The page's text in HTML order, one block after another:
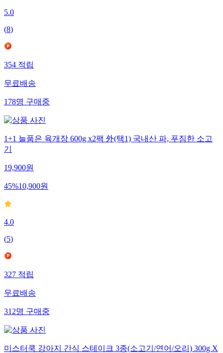
5.0
(8)
354적립
무료배송
178명구매중
1+1 늘품은 육개장 600g x2팩 外(택1) 국내산 파, 푸짐한 소고
기
19,900원
45%10,900원
4.0
(5)
327적립
무료배송
312명구매중